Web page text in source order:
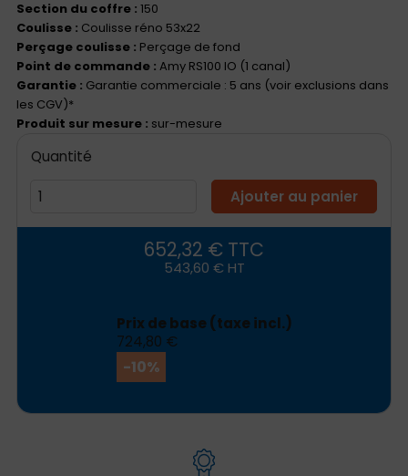
Section du coffre : 150
Coulisse : Coulisse réno 53x22
Perçage coulisse : Perçage de fond
Point de commande : Amy RS100 IO (1 canal)
Garantie : Garantie commerciale : 5 ans (voir exclusions dans
les CGV)*
Produit sur mesure : sur-mesure
Prix ​​de base (taxe incl.)
724,80 €
-10%
543,60 € HT
652,32 € TTC
Quantité
Ajouter au panier